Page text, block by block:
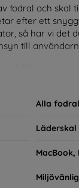
fodral och skal
efter ett
så har vi det
till
investering, vi
Alla
Läderskal
MacBook,